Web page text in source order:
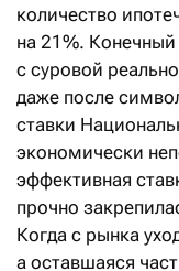
количество
на 21%. Конечный
с суровой
даже после
ставки
экономически
эффективная
прочно
Когда с рынка
а оставшаяся